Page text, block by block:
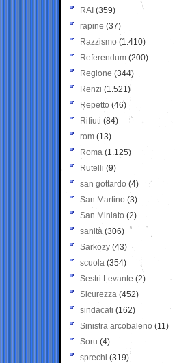
RAI (359)
rapine (37)
Razzismo (1.410)
Referendum (200)
Regione (344)
Renzi (1.521)
Repetto (46)
Rifiuti (84)
rom (13)
Roma (1.125)
Rutelli (9)
san gottardo (4)
San Martino (3)
San Miniato (2)
sanità (306)
Sarkozy (43)
scuola (354)
Sestri Levante (2)
Sicurezza (452)
sindacati (162)
Sinistra arcobaleno (11)
Soru (4)
sprechi (319)